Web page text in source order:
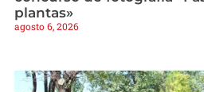
plantas»
agosto 6, 2026